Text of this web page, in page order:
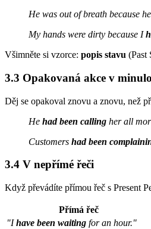
He was out of breath because he
My hands were dirty because I
Všimněte si vzorce: popis stavu (Past
3.3 Opakovaná akce v
Děj se opakoval znovu a znovu, než
He had been calling her all
Customers had been
3.4 V nepřímé řeči
Když převádíte přímou řeč s Present
Přímá řeč
"Ihave been waiting for an hour."